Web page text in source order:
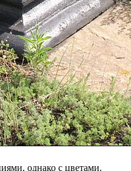
однако с цветами.